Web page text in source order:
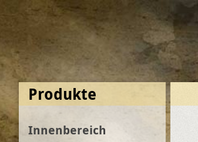
Produkte
Innenbereich